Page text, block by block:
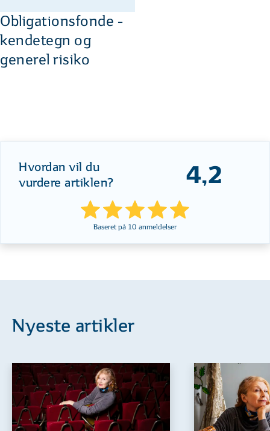
Obligationsfonde -
kendetegn og
generel risiko
Hvordan vil du
vurdere artiklen?
4,2
Baseret på 10 anmeldelser
Nyeste artikler